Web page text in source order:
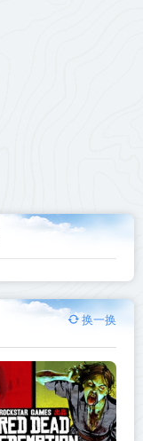
换一换